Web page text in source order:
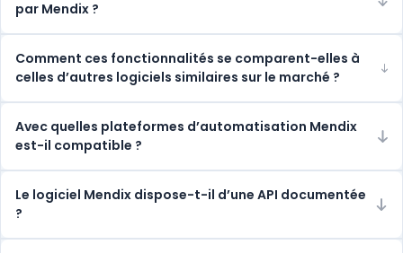
par Mendix ?
Comment ces fonctionnalités se comparent-elles à
celles d’autres logiciels similaires sur le marché ?
Avec quelles plateformes d’automatisation Mendix
est-il compatible ?
Le logiciel Mendix dispose-t-il d’une API documentée
?